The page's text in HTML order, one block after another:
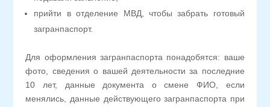
прийти в отделение МВД, чтобы забрать готовый
загранпаспорт.
Для оформления загранпаспорта понадобятся: ваше
фото, сведения о вашей деятельности за последние
10 лет, данные документа о смене ФИО, если
менялись, данные действующего загранпаспорта при